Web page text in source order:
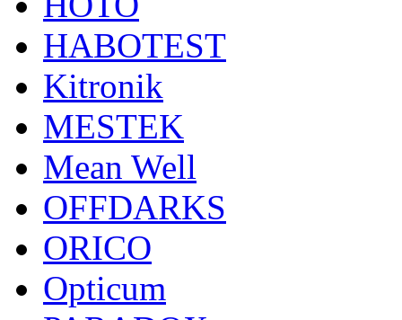
HABOTEST
Kitronik
MESTEK
Mean Well
OFFDARKS
ORICO
Opticum